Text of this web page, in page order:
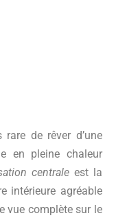
rare de rêver d’une
en pleine chaleur
centraleest la
intérieure agréable
vue complète sur le